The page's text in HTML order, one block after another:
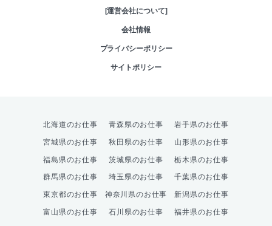
[運営会社について]
会社情報
プライバシーポリシー
サイトポリシー
北海道のお仕事 青森県のお仕事 岩手県のお仕事
宮城県のお仕事 秋田県のお仕事 山形県のお仕事
福島県のお仕事 茨城県のお仕事 栃木県のお仕事
群馬県のお仕事 埼玉県のお仕事 千葉県のお仕事
東京都のお仕事 神奈川県のお仕事 新潟県のお仕事
富山県のお仕事 石川県のお仕事 福井県のお仕事